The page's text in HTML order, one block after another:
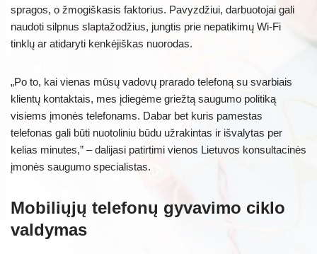
spragos, o žmogiškasis faktorius. Pavyzdžiui, darbuotojai gali
naudoti silpnus slaptažodžius, jungtis prie nepatikimų Wi-Fi
tinklų ar atidaryti kenkėjiškas nuorodas.
„Po to, kai vienas mūsų vadovų prarado telefoną su svarbiais
klientų kontaktais, mes įdiegėme griežtą saugumo politiką
visiems įmonės telefonams. Dabar bet kuris pamestas
telefonas gali būti nuotoliniu būdu užrakintas ir išvalytas per
kelias minutes,” – dalijasi patirtimi vienos Lietuvos konsultacinės
įmonės saugumo specialistas.
Mobiliųjų telefonų gyvavimo ciklo
valdymas